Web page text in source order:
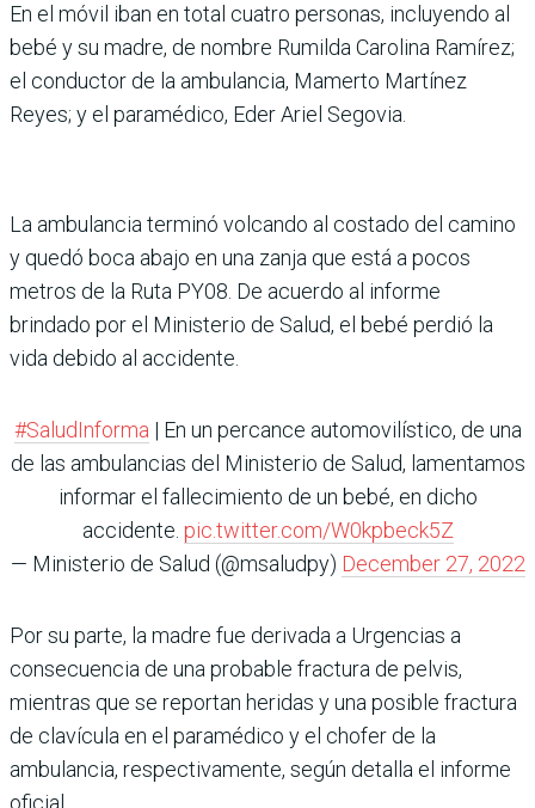
En el móvil iban en total cuatro personas, incluyendo al
bebé y su madre, de nombre Rumilda Carolina Ramírez;
el conductor de la ambulancia, Mamerto Martínez
Reyes; y el paramédico, Eder Ariel Segovia.
La ambulancia terminó volcando al costado del camino
y quedó boca abajo en una zanja que está a pocos
metros de la Ruta PY08. De acuerdo al informe
brindado por el Ministerio de Salud, el bebé perdió la
vida debido al accidente.
#SaludInforma | En un percance automovilístico, de una
de las ambulancias del Ministerio de Salud, lamentamos
informar el fallecimiento de un bebé, en dicho
accidente. pic.twitter.com/W0kpbeck5Z
— Ministerio de Salud (@msaludpy) December 27, 2022
Por su parte, la madre fue derivada a Urgencias a
consecuencia de una probable fractura de pelvis,
mientras que se reportan heridas y una posible fractura
de clavícula en el paramédico y el chofer de la
ambulancia, respectivamente, según detalla el informe
oficial.